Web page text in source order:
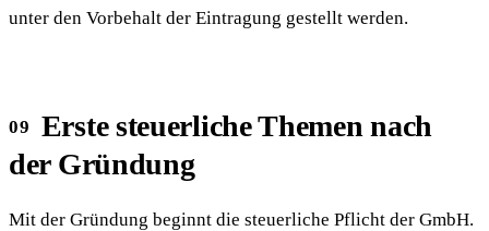
unter den Vorbehalt der Eintragung gestellt werden.
Erste steuerliche Themen nach
der Gründung
Mit der Gründung beginnt die steuerliche Pflicht der GmbH.